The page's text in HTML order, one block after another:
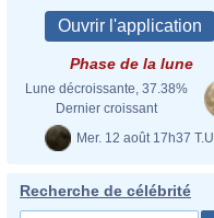
Phase de la lune
Lune décroissante, 37.38%
Dernier croissant
Mer. 12 août 17h37 T.U.
Recherche de célébrité